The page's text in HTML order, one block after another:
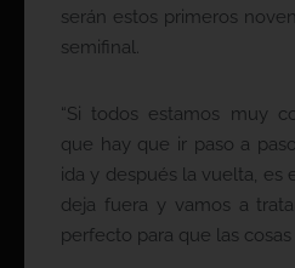
serán estos primeros
semifinal.
“Si todos estamos muy
que hay que ir paso a
ida y después la vuelta, es
deja fuera y vamos a
perfecto para que las cosas